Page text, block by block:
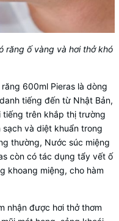
răng ố vàng và hơi thở khó
600ml Pieras là dòng
tiếng đến từ Nhật Bản,
tiếng trên khắp thị trường
sạch và diệt khuẩn trong
thường, Nước súc miệng
còn có tác dụng tẩy vết ố
khoang miệng, cho hàm
nhận được hơi thở thơm